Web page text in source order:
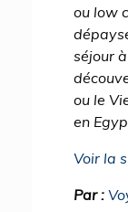
ou low
séjour
ou le
en
Voir la
Par :